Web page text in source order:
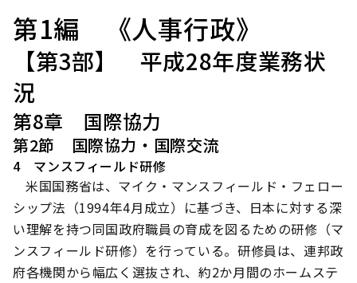
第1編 《人事行政》
【第3部】 平成28年度業務状
況
第8章 国際協力
第2節 国際協力・国際交流
4 マンスフィールド研修
米国国務省は、マイク・マンスフィールド・フェロー
シップ法（1994年4月成立）に基づき、日本に対する深
い理解を持つ同国政府職員の育成を図るための研修（マ
ンスフィールド研修）を行っている。研修員は、連邦政
府各機関から幅広く選抜され、約2か月間のホームステ